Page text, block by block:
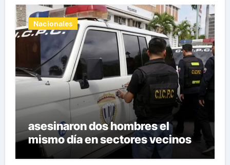
Nacionales
asesinaron dos hombres el
mismo día en sectores vecinos